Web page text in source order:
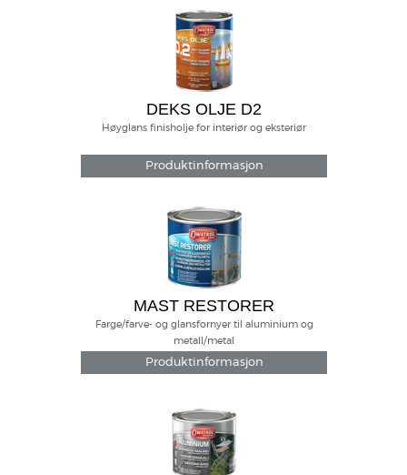
DEKS OLJE D2
Høyglans finisholje for interiør og eksteriør
Produktinformasjon
MAST RESTORER
Farge/farve- og glansfornyer til aluminium og
metall/metal
Produktinformasjon